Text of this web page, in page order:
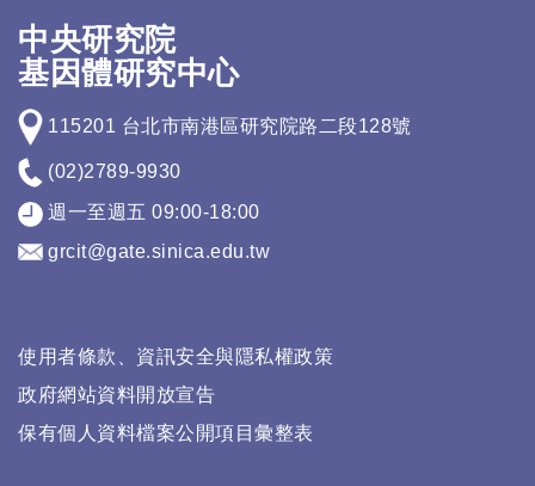
中央研究院
基因體研究中心
115201 台北市南港區研究院路二段128號
(02)2789-9930
週一至週五 09:00-18:00
grcit@gate.sinica.edu.tw
使用者條款、資訊安全與隱私權政策
政府網站資料開放宣告
保有個人資料檔案公開項目彙整表